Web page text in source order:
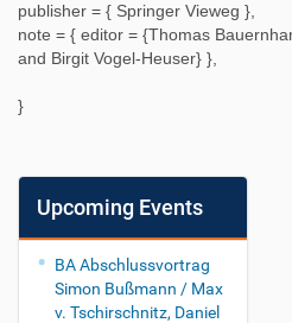
publisher = { Springer Vieweg },
note = { editor = {Thomas
and Birgit Vogel-Heuser} },
}
Upcoming Events
BA Abschlussvortrag
Simon Bußmann / Max
v. Tschirschnitz, Daniel